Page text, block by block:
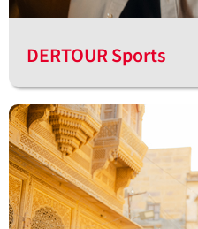
DERTOUR Sports